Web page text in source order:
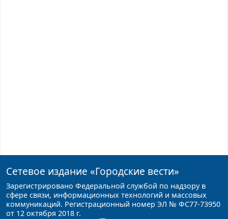
Сетевое издание «Городские вести»
Зарегистрировано Федеральной службой по надзору в
сфере связи, информационных технологий и массовых
коммуникаций. Регистрационный номер ЭЛ № ФС77-73950
от 12 октября 2018 г.